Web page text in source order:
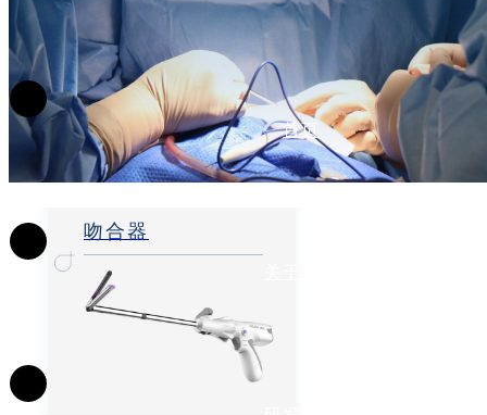
首页
吻合器